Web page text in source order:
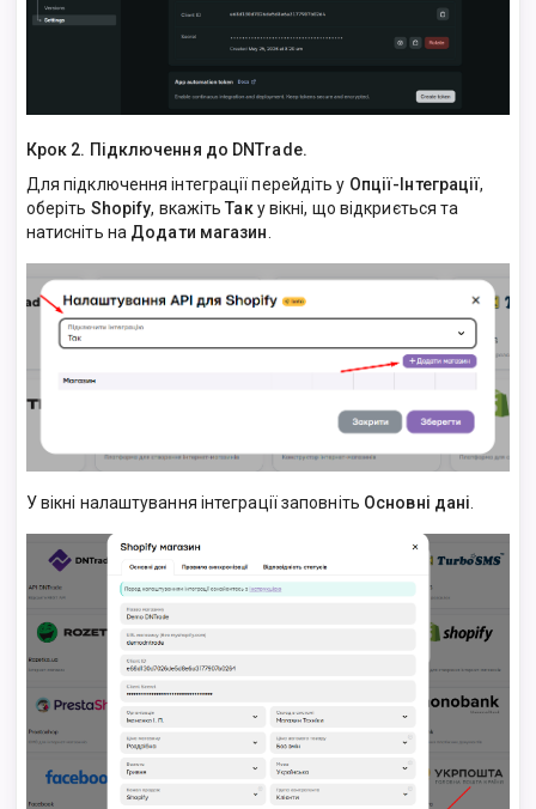
Крок 2. Підключення до DNTrade.
Для підключення інтеграції перейдіть у Опції-Інтеграції,
оберіть Shopify, вкажітьТаку вікні, що відкриється та
натисніть на Додати магазин
У вікні налаштування інтеграції заповніть Основні дані